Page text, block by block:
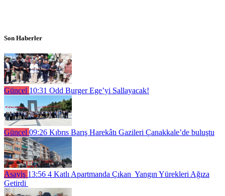
Son Haberler
Güncel 10:31 Odd Burger Ege’yi Sallayacak!
Güncel 09:26 Kıbrıs Barış Harekâtı Gazileri Çanakkale’de buluştu
Asayiş 13:56 4 Katlı Apartmanda Çıkan Yangın Yürekleri Ağıza
Getirdi